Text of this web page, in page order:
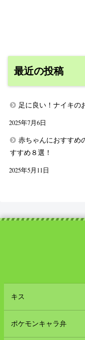
最近の投稿
足に良い！ナイキの
2025年7月6日
赤ちゃんにおすすめ
すすめ８選！
2025年5月11日
キス
ポケモンキャラ弁